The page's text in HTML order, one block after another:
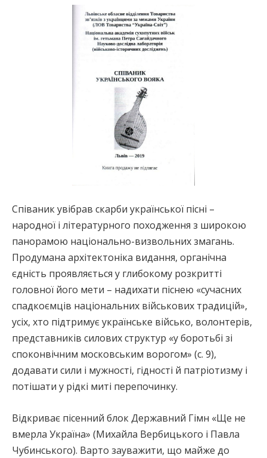
Співаник увібрав скарби української пісні –
народної і літературного походження з широкою
панорамою національно-визвольних змагань.
Продумана архітектоніка видання, органічна
єдність проявляється у глибокому розкритті
головної його мети – надихати піснею «сучасних
спадкоємців національних військових традицій»,
усіх, хто підтримує українське військо, волонтерів,
представників силових структур «у боротьбі зі
споконвічним московським ворогом» (с. 9),
додавати сили і мужності, гідності й патріотизму і
потішати у рідкі миті перепочинку.
Відкриває пісенний блок Державний Гімн «Ще не
вмерла Україна» (Михайла Вербицького і Павла
Чубинського). Варто зауважити, що майже до